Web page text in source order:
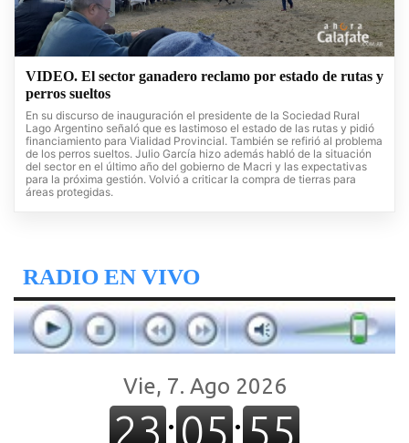
VIDEO. El sector ganadero reclamo por estado de rutas y
perros sueltos
En su discurso de inauguración el presidente de la Sociedad Rural
Lago Argentino señaló que es lastimoso el estado de las rutas y pidió
financiamiento para Vialidad Provincial. También se refirió al problema
de los perros sueltos. Julio García hizo además habló de la situación
del sector en el último año del gobierno de Macri y las expectativas
para la próxima gestión. Volvió a criticar la compra de tierras para
áreas protegidas.
RADIO EN VIVO